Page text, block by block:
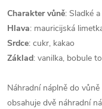
Charakter vůně: Sladké
Hlava: mauricijská
Srdce: cukr, kakao
Základ: vanilka, bobule
Náhradní náplně do
obsahuje dvě náhradní